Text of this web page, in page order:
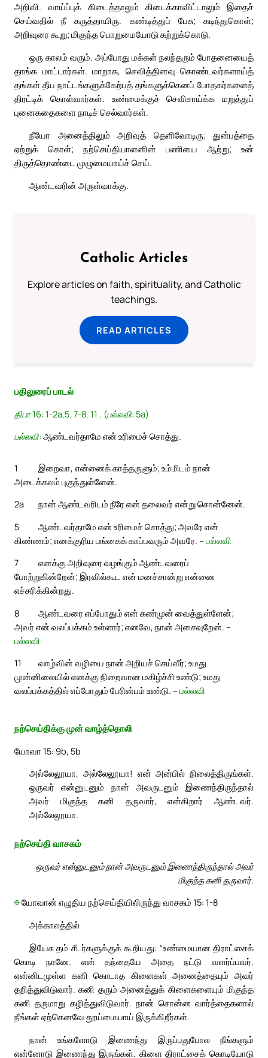
அறிவி. வாய்ப்புக் கிடைத்தாலும் கிடைக்காவிட்டாலும் இதைச்
செய்வதில் நீ கருத்தாயிரு. கண்டித்துப் பேசு; கடிந்துகொள்;
அறிவுரை கூறு; மிகுந்த பொறுமையோடு கற்றுக்கொடு.
ஒரு காலம் வரும். அப்போது மக்கள் நலந்தரும் போதனையைத்
தாங்க மாட்டார்கள். மாறாக, செவித்தினவு கொண்டவர்களாய்த்
தங்கள் தீய நாட்டங்களுக்கேற்பத் தங்களுக்கெனப் போதகர்களைத்
திரட்டிக் கொள்வார்கள். உண்மைக்குச் செவிசாய்க்க மறுத்துப்
புனைகதைகளை நாடிச் செல்வார்கள்.
நீயோ அனைத்திலும் அறிவுத் தெளிவோடிரு; துன்பத்தை
ஏற்றுக் கொள்; நற்செய்தியாளனின் பணியை ஆற்று; உன்
திருத்தொண்டை முழுமையாய்ச் செய்.
ஆண்டவரின் அருள்வாக்கு.
Catholic Articles
Explore articles on faith, spirituality, and Catholic
teachings.
READ ARTICLES
பதிலுரைப் பாடல்
திபா 16: 1-2a,5. 7-8. 11 . (பல்லவி: 5a)
பல்லவி: ஆண்டவர்தாமே என் உரிமைச் சொத்து.
1
இறைவா, என்னைக் காத்தருளும்; உம்மிடம் நான்
அடைக்கலம் புகுந்துள்ளேன்.
2a
நான் ஆண்டவரிடம் நீரே என் தலைவர் என்று சொன்னேன்.
5
ஆண்டவர்தாமே என் உரிமைச் சொத்து; அவரே என்
கிண்ணம்; எனக்குரிய பங்கைக் காப்பவரும் அவரே. – பல்லவி
7
எனக்கு அறிவுரை வழங்கும் ஆண்டவரைப்
போற்றுகின்றேன்; இரவில்கூட என் மனச்சான்று என்னை
எச்சரிக்கின்றது.
8
ஆண்டவரை எப்போதும் என் கண்முன் வைத்துள்ளேன்;
அவர் என் வலப்பக்கம் உள்ளார்; எனவே, நான் அசைவுறேன். –
பல்லவி
11
வாழ்வின் வழியை நான் அறியச் செய்வீர்; உமது
முன்னிலையில் எனக்கு நிறைவான மகிழ்ச்சி உண்டு; உமது
வலப்பக்கத்தில் எப்போதும் பேரின்பம் உண்டு. – பல்லவி
நற்செய்திக்கு முன் வாழ்த்தொலி
யோவா 15: 9b, 5b
அல்லேலூயா, அல்லேலூயா! என் அன்பில் நிலைத்திருங்கள்.
ஒருவர் என்னுடனும் நான் அவருடனும் இணைந்திருந்தால்
அவர் மிகுந்த கனி தருவார், என்கிறார் ஆண்டவர்.
அல்லேலூயா.
நற்செய்தி வாசகம்
ஒருவர் என்னுடனும் நான் அவருடனும் இணைந்திருந்தால் அவர்
மிகுந்த கனி தருவார்.
✠யோவான் எழுதிய நற்செய்தியிலிருந்து வாசகம் 15: 1-8
அக்காலத்தில்
இயேசு தம் சீடர்களுக்குக் கூறியது: “உண்மையான திராட்சைக்
கொடி நானே. என் தந்தையே அதை நட்டு வளர்ப்பவர்.
என்னிடமுள்ள கனி கொடாத கிளைகள் அனைத்தையும் அவர்
தறித்துவிடுவார். கனி தரும் அனைத்துக் கிளைகளையும் மிகுந்த
கனி தருமாறு கழித்துவிடுவார். நான் சொன்ன வார்த்தைகளால்
நீங்கள் ஏற்கெனவே தூய்மையாய் இருக்கிறீர்கள்.
நான் உங்களோடு இணைந்து இருப்பதுபோல நீங்களும்
என்னோடு இணைந்து இருங்கள். கிளை திராட்சைக் கொடியோடு